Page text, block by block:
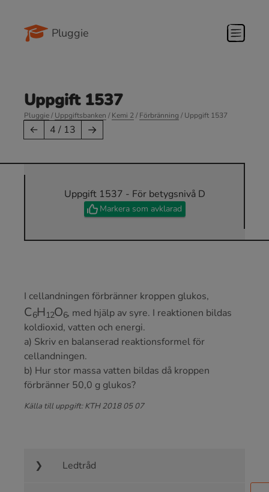
Pluggie
Uppgift 1537
Pluggie/Uppgiftsbanken /Kemi 2/Förbränning / Uppgift 1537
← 4 / 13 →
Uppgift 1537 - För betygsnivå D
Markera som avklarad
I cellandningen förbränner kroppen glukos,
C6H12O6
, med hjälp av syre. I reaktionen bildas
koldioxid, vatten och energi.
a) Skriv en balanserad reaktionsformel för
cellandningen.
b) Hur stor massa vatten bildas då kroppen
förbränner 50,0 g glukos?
Källa till uppgift: KTH 2018 05 07
Ledtråd